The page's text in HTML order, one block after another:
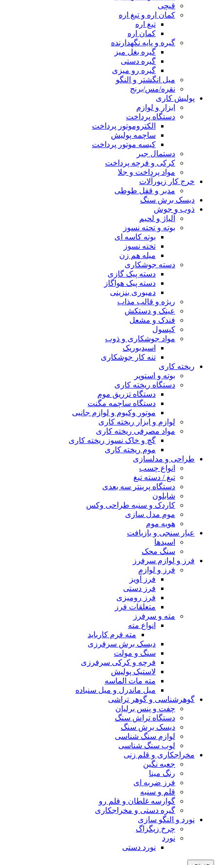
قیچی
کمان اره و تیغ اره
تیغ اره
کمان اره
گیره و پایه نگهدارنده
گیره بغل میز
گیره دستی
گیره رو میزی
میل انگشتر و النگو
نقره/مس/برنج
پولیش کاری
ابزار و لوازم
دستگاه پرداخت
الکتروموتور پرداخت
ساچمه پولیش
کیسه موتور پرداخت
دستمال جیر
کرکی و فرچه پرداخت
مواد پرداخت و جلا
خرج کار زیورآلات
مدبر و قفل طوطی
دیسک برش سنگ
ذوب و جوش
آلیاژ و لحیم
بوته و تحته نسوز
بوته کاسه ای
تخته نسوز
میله هم زن
دسته جوشکاری
دسته پیک گازی
دسته پیک هواگاز
دمبوری بنزینی
ریژه و قالب مذاب
عینک و دستکش
فندک و مشعل
کپسول
مواد جوشکاری و ذوب
اسیدبوریک
تنه کار جوشکاری
ریخته کاری
بوته و استوپر
دستگاه ریخته کاری
دستگاه تزریق موم
دستگاه ساچمه مگنت
موتور وکیوم و لوازم جانبی
لوازم و ابزار ریخته کاری
مواد مصرفی ریخته کاری
گچ و خاک نسوز ریخته کاری
موم ریخته کاری
طراحی و مدلسازی
انواع چسب
تیغ / دسته تیغ
دستگاه پرینتر سه بعدی
شابلون
کاردک و سنبه طراحی وکس
موم مدل سازی
هویه موم
عیار سنجی و بازیافت
اسیدها
سنگ محک
فرز و لوازم سرفرز
فرز و لوازم
فرز آویز
فرز دستی
فرز رومیزی
متعلقات فرز
مته و سرفرز
انواع مته
مته فرم کارباید
دیسک برش سرفرزی
سنگ و مولت
فرچه و کرکی سرفرزی
لاستیک پولیش
مته مات الماسه
میل ماندرل و میل سنباده
گوهرشناسی و گوهر تراشی
چفت و پنس برلیان
دستگاه تراش سنگ
دیسک برش سنگ
لوازم سنگ شناسی
لوپ سنگ شناسی
مخراجکاری و قلم زنی
جعبه نگین
رنگ مینا
فرز ضربه ای
قلم و سنبه
گوارسه غلطان و قلم رو
گیره دستی و مخراجکاری
نورد و النگو سازی
چرخ زیگزاگ
نورد
نورد دستی